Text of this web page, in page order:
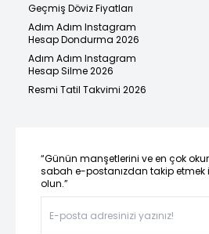
Geçmiş Döviz Fiyatları
Adım Adım Instagram
Hesap Dondurma 2026
Adım Adım Instagram
Hesap Silme 2026
Resmi Tatil Takvimi 2026
“Günün manşetlerini ve en çok
sabah e-postanızdan takip etmek
olun.”